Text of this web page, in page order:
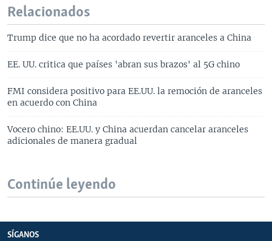
Relacionados
Trump dice que no ha acordado revertir aranceles a China
EE. UU. critica que países 'abran sus brazos' al 5G chino
FMI considera positivo para EE.UU. la remoción de aranceles
en acuerdo con China
Vocero chino: EE.UU. y China acuerdan cancelar aranceles
adicionales de manera gradual
Continúe leyendo
SÍGANOS